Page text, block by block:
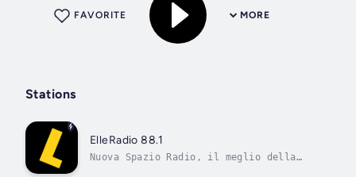
MORE
FAVORITE
Stations
ElleRadio 88.1
Nuova Spazio Radio, il meglio della